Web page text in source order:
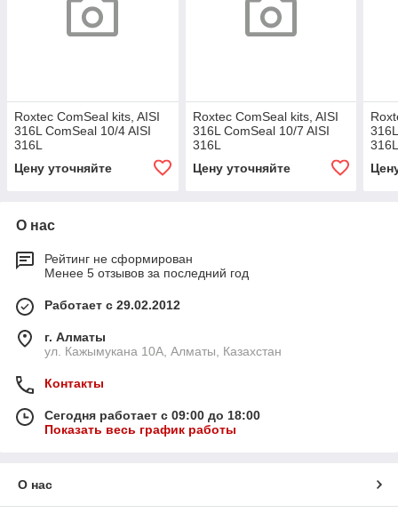
Roxtec ComSeal kits, AISI
316L ComSeal 10/4 AISI
316L
Цену уточняйте
Roxtec ComSeal kits, AISI
316L ComSeal 10/7 AISI
316L
Цену уточняйте
О нас
Рейтинг не сформирован
Менее 5 отзывов за последний год
Работает с 29.02.2012
г. Алматы
ул. Кажымукана 10А, Алматы, Казахстан
Контакты
Сегодня работает с 09:00 до 18:00
Показать весь график работы
О нас